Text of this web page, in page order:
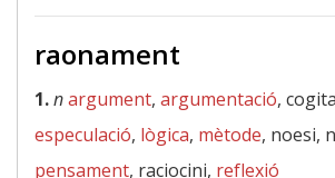
raonament
1.nargument, argumentació,
especulació, lògica, mètode, noesi,
pensament, raciocini, reflexió